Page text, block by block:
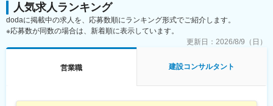
・本社：東京都千代田区麹町5-4
・建設コンサルタント業
■組織構成／教育体制
・OJTをベースに現場を学んでいただき、徐々に主担当として案
件をお任せします。まずは社内で業務の流れを習得し、ゆくゆく
はプロポーザル対応や新規開拓にも関わっていただきます。
期初に上司と目標設定を行い、業績だけではなく技術提案の内
人気求人ランキング
dodaに掲載中の求人を、応募数順にランキング形式でご紹介します。
※応募数が同数の場合は、新着順に表示しています。
更新日： 2026/8/9（日）
営業職 建設コンサルタント